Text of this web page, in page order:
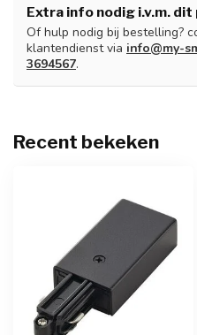
Extra info nodig i.v.m.
Of hulp nodig bij bestelling?
klantendienst via info@my-
3694567.
Recent bekeken